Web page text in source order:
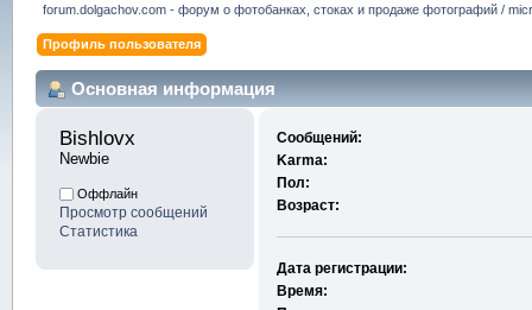
forum.dolgachov.com - форум о фотобанках, стоках и продаже фотографий /
Профиль пользователя
Основная информация
Bishlovx
Newbie
Оффлайн
Просмотр сообщений
Статистика
Сообщений:
Karma:
Пол:
Возраст:
Дата регистрации:
Время: